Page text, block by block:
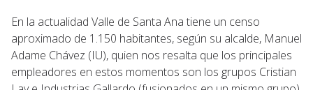
En la actualidad Valle de Santa Ana tiene un censo
aproximado de 1.150 habitantes, según su alcalde, Manuel
Adame Chávez (IU), quien nos resalta que los principales
empleadores en estos momentos son los grupos Cristian